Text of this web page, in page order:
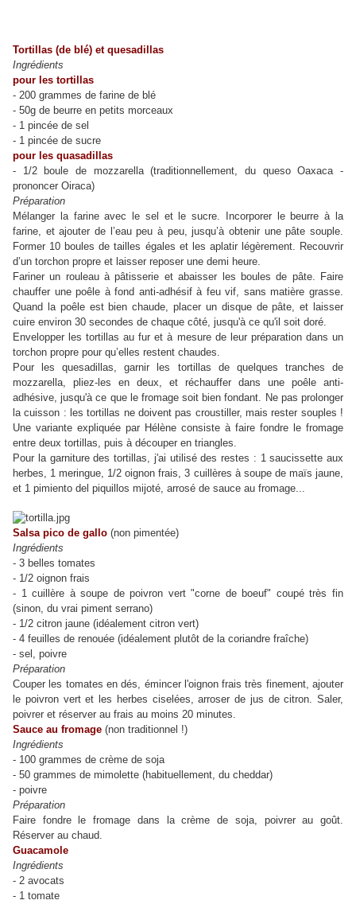
Tortillas (de blé) et quesadillas
Ingrédients
pour les tortillas
- 200 grammes de farine de blé
- 50g de beurre en petits morceaux
- 1 pincée de sel
- 1 pincée de sucre
pour les quasadillas
- 1/2 boule de mozzarella (traditionnellement, du queso Oaxaca -
prononcer Oiraca)
Préparation
Mélanger la farine avec le sel et le sucre. Incorporer le beurre à la
farine, et ajouter de l’eau peu à peu, jusqu’à obtenir une pâte souple.
Former 10 boules de tailles égales et les aplatir légèrement. Recouvrir
d’un torchon propre et laisser reposer une demi heure.
Fariner un rouleau à pâtisserie et abaisser les boules de pâte. Faire
chauffer une poêle à fond anti-adhésif à feu vif, sans matière grasse.
Quand la poêle est bien chaude, placer un disque de pâte, et laisser
cuire environ 30 secondes de chaque côté, jusqu'à ce qu'il soit doré.
Envelopper les tortillas au fur et à mesure de leur préparation dans un
torchon propre pour qu’elles restent chaudes.
Pour les quesadillas, garnir les tortillas de quelques tranches de
mozzarella, pliez-les en deux, et réchauffer dans une poêle anti-
adhésive, jusqu'à ce que le fromage soit bien fondant. Ne pas prolonger
la cuisson : les tortillas ne doivent pas croustiller, mais rester souples !
Une variante expliquée par Hélène consiste à faire fondre le fromage
entre deux tortillas, puis à découper en triangles.
Pour la garniture des tortillas, j'ai utilisé des restes : 1 saucissette aux
herbes, 1 meringue, 1/2 oignon frais, 3 cuillères à soupe de maïs jaune,
et 1 pimiento del piquillos mijoté, arrosé de sauce au fromage...
Salsa pico de gallo (non pimentée)
Ingrédients
- 3 belles tomates
- 1/2 oignon frais
- 1 cuillère à soupe de poivron vert "corne de boeuf" coupé très fin
(sinon, du vrai piment serrano)
- 1/2 citron jaune (idéalement citron vert)
- 4 feuilles de renouée (idéalement plutôt de la coriandre fraîche)
- sel, poivre
Préparation
Couper les tomates en dés, émincer l'oignon frais très finement, ajouter
le poivron vert et les herbes ciselées, arroser de jus de citron. Saler,
poivrer et réserver au frais au moins 20 minutes.
Sauce au fromage (non traditionnel !)
Ingrédients
- 100 grammes de crème de soja
- 50 grammes de mimolette (habituellement, du cheddar)
- poivre
Préparation
Faire fondre le fromage dans la crème de soja, poivrer au goût.
Réserver au chaud.
Guacamole
Ingrédients
- 2 avocats
- 1 tomate